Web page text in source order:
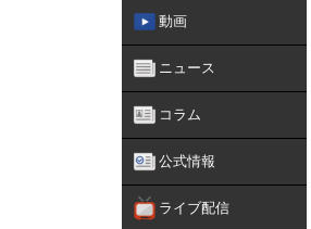
動画
ニュース
コラム
公式情報
ライブ配信